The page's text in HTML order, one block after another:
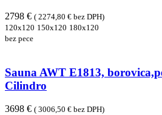
2798 € ( 2274,80 € bez DPH)
120x120 150x120 180x120
bez pece
Sauna AWT E1813,
Cilindro
3698 € ( 3006,50 € bez DPH)